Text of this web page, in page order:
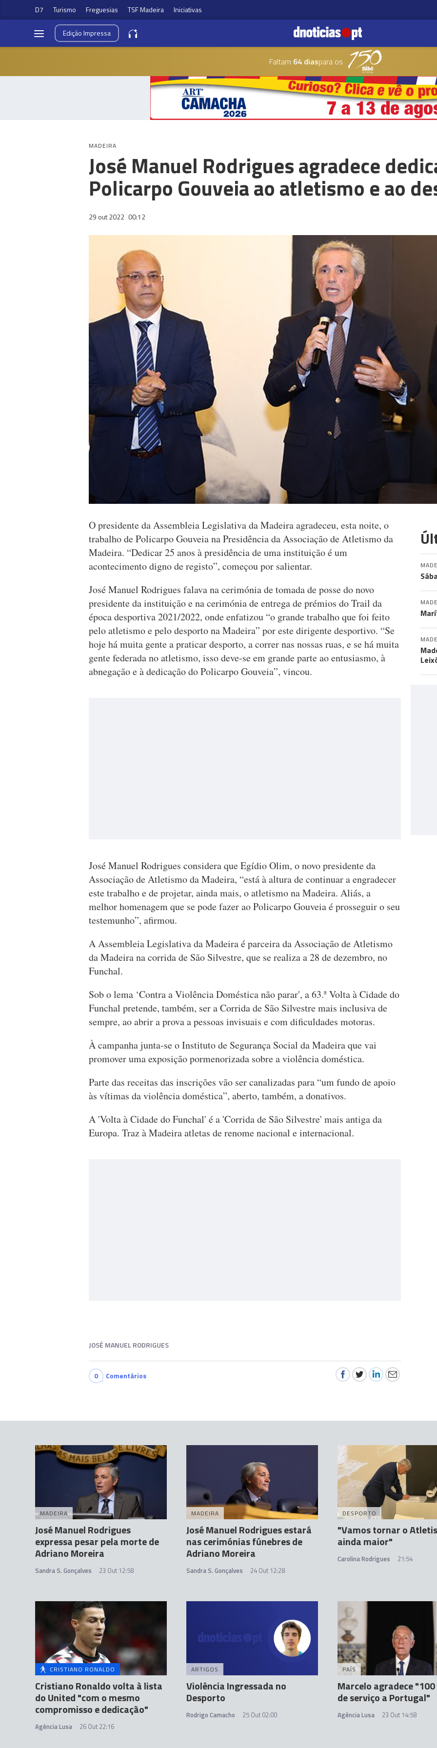
D7 Turismo Freguesias TSF Madeira Iniciativas
EdiçãoImpressa
Faltam 64 diaspara os
MADEIRA
José Manuel Rodrigues agradece
Policarpo Gouveia ao atletismo e ao
29 out 2022 00:12
O presidente da Assembleia Legislativa da Madeira agradeceu, esta noite, o
trabalho de Policarpo Gouveia na Presidência da Associação de Atletismo da
Madeira. “Dedicar 25 anos à presidência de uma instituição é um
acontecimento digno de registo”, começou por salientar.
José Manuel Rodrigues falava na cerimónia de tomada de posse do novo
presidente da instituição e na cerimónia de entrega de prémios do Trail da
época desportiva 2021/2022, onde enfatizou “o grande trabalho que foi feito
pelo atletismo e pelo desporto na Madeira” por este dirigente desportivo. “Se
hoje há muita gente a praticar desporto, a correr nas nossas ruas, e se há muita
gente federada no atletismo, isso deve-se em grande parte ao entusiasmo, à
abnegação e à dedicação do Policarpo Gouveia”, vincou.
José Manuel Rodrigues considera que Egídio Olim, o novo presidente da
Associação de Atletismo da Madeira, “está à altura de continuar a engradecer
este trabalho e de projetar, ainda mais, o atletismo na Madeira. Aliás, a
melhor homenagem que se pode fazer ao Policarpo Gouveia é prosseguir o seu
testemunho”, afirmou.
A Assembleia Legislativa da Madeira é parceira da Associação de Atletismo
da Madeira na corrida de São Silvestre, que se realiza a 28 de dezembro, no
Funchal.
Sob o lema ‘Contra a Violência Doméstica não parar', a 63.ª Volta à Cidade do
Funchal pretende, também, ser a Corrida de São Silvestre mais inclusiva de
sempre, ao abrir a prova a pessoas invisuais e com dificuldades motoras.
À campanha junta-se o Instituto de Segurança Social da Madeira que vai
promover uma exposição pormenorizada sobre a violência doméstica.
Parte das receitas das inscrições vão ser canalizadas para “um fundo de apoio
às vítimas da violência doméstica”, aberto, também, a donativos.
A 'Volta à Cidade do Funchal' é a 'Corrida de São Silvestre' mais antiga da
Europa. Traz à Madeira atletas de renome nacional e internacional.
JOSÉ MANUEL RODRIGUES
0 Comentários
MADEIRA
José Manuel Rodrigues
expressa pesar pela morte de
Adriano Moreira
Sandra S. Gonçalves 23 Out 12:58
MADEIRA
José Manuel Rodrigues estará
nas cerimónias fúnebres de
Adriano Moreira
Sandra S. Gonçalves 24 Out 12:28
DESPORTO
"Vamos tornar o
ainda maior"
Carolina Rodrigues 21:54
CRISTIANO RONALDO
Cristiano Ronaldo volta à lista
do United "com o mesmo
compromisso e dedicação"
Agência Lusa 26 Out 22:16
ARTIGOS
Violência Ingressada no
Desporto
Rodrigo Camacho 25 Out 02:00
PAÍS
Marcelo agradece
de serviço a Portugal"
Agência Lusa 23 Out 14:58